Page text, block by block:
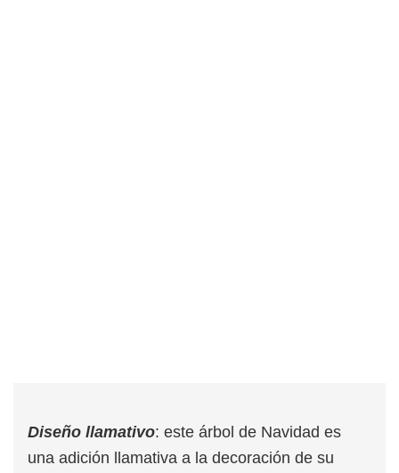
Diseño llamativo: este árbol de Navidad es
una adición llamativa a la decoración de su